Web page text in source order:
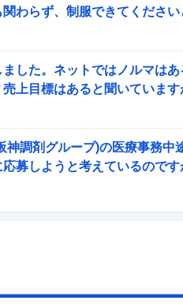
価制度
クチコミ
接・選考
わらず、制服できてくださ
した。ネットではノルマは
上目標はあると聞いていま
神調剤グループ)の医療事務
募しようと考えているので